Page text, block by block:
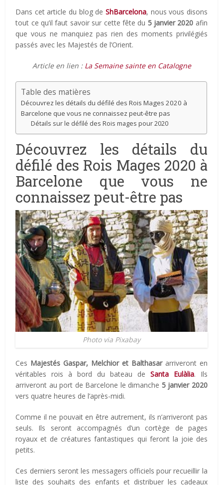
Dans cet article du blog de ShBarcelona, nous vous disons
tout ce qu’il faut savoir sur cette fête du 5 janvier 2020 afin
que vous ne manquiez pas rien des moments privilégiés
passés avec les Majestés de l’Orient.
Article en lien : La Semaine sainte en Catalogne
Table des matières
Découvrez les détails du défilé des Rois Mages 2020 à
Barcelone que vous ne connaissez peut-être pas
Détails sur le défilé des Rois mages pour 2020
Découvrez les détails du
défilé des Rois Mages 2020 à
Barcelone que vous ne
connaissez peut-être pas
Photo via Pixabay
Ces Majestés Gaspar, Melchior et Balthasararriveront en
véritables rois à bord du bateau de Santa Eulàlia. Ils
arriveront au port de Barcelone le dimanche 5 janvier 2020
vers quatre heures de l’après-midi.
Comme il ne pouvait en être autrement, ils n’arriveront pas
seuls. Ils seront accompagnés d’un cortège de pages
royaux et de créatures fantastiques qui feront la joie des
petits.
Ces derniers seront les messagers officiels pour recueillir la
liste des souhaits des enfants et distribuer les cadeaux